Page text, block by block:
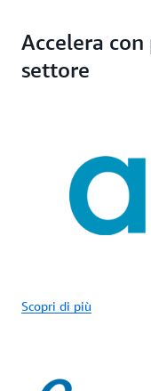
Accelera
settore
Scopri di più